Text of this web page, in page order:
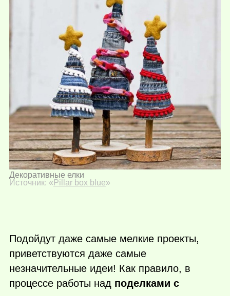
Декоративные елки
Источник: « Pillar box blue»
Подойдут даже самые мелкие проекты,
приветствуются даже самые
незначительные идеи! Как правило, в
процессе работы над поделками с